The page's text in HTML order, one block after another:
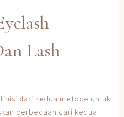
Lash
dari kedua metode untuk
perbedaan dari kedua